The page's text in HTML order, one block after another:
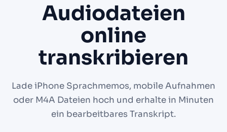
Audiodateien
online
transkribieren
Lade iPhone Sprachmemos, mobile Aufnahmen
oder M4A Dateien hoch und erhalte in Minuten
ein bearbeitbares Transkript.